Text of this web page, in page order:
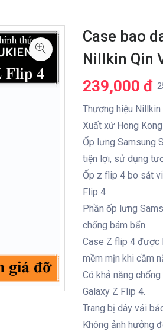
Case bao
Nillkin Qin
239,000 đ
Thương hiệu Nillkin
Xuất xứ Hong Kong
Ốp lưng Samsung
tiện lợi, sử dụng
Ốp z flip 4 bo sát
Flip 4
Phần ốp lưng
chống bám bẩn.
Case Z flip 4 được
mềm mịn khi cầm
Có khả năng
Galaxy Z Flip 4.
Trang bị dây vải
Không ảnh hưởng